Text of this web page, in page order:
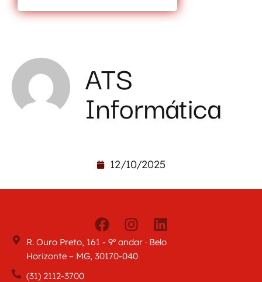
ATS
Informática
12/10/2025
R. Ouro Preto, 161 - 9º andar · Belo
Horizonte – MG, 30170-040
(31) 2112-3700